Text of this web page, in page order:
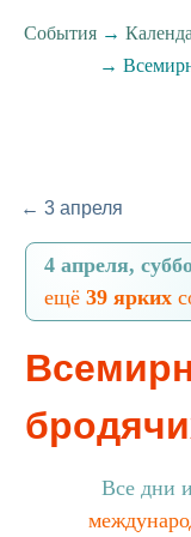
События→
→
← 3 апреля
4 апреля,
ещё 39 ярких
Все дни